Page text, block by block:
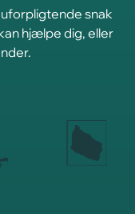
snak
hjælpe dig, eller